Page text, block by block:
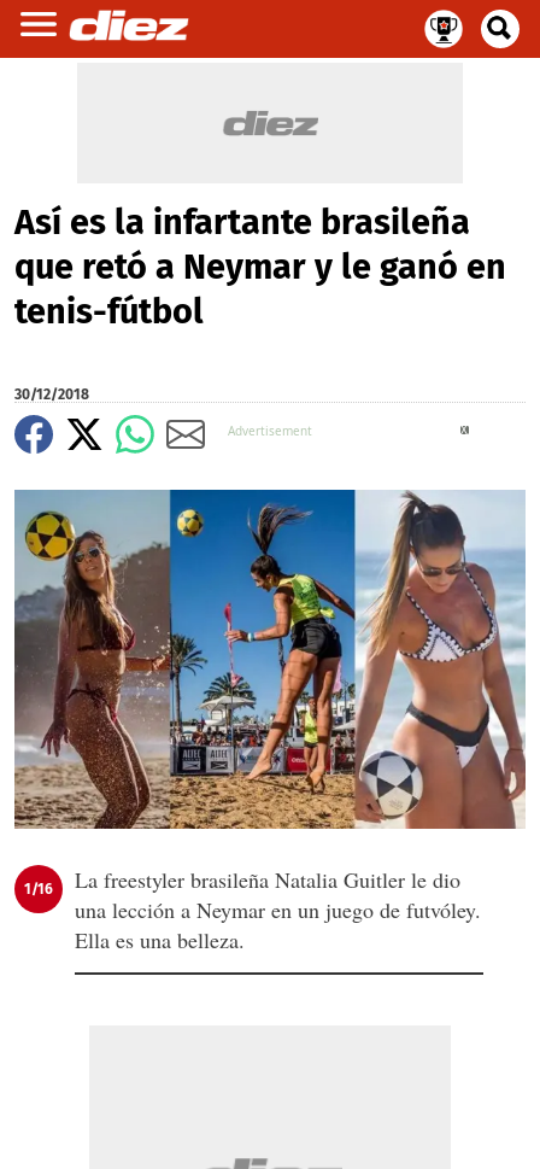
Así es la infartante brasileña
que retó a Neymar y le ganó en
tenis-fútbol
30/12/2018
1/16
La freestyler brasileña Natalia Guitler le dio
una lección a Neymar en un juego de futvóley.
Ella es una belleza.
X